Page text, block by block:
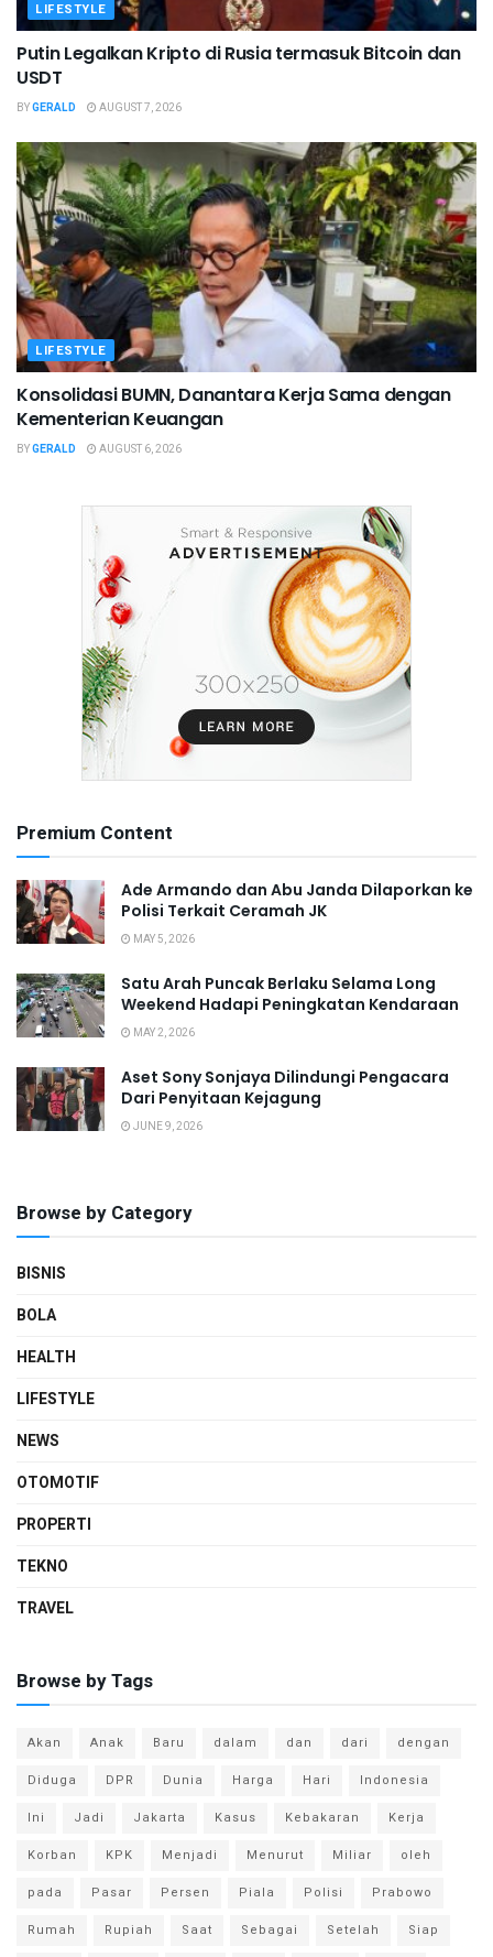
LIFESTYLE
Putin Legalkan Kripto di Rusia termasuk Bitcoin dan
USDT
BYGERALD AUGUST 7, 2026
LIFESTYLE
Konsolidasi BUMN, Danantara Kerja Sama dengan
Kementerian Keuangan
BYGERALD AUGUST 6, 2026
Premium Content
Ade Armando dan Abu Janda Dilaporkan ke
Polisi Terkait Ceramah JK
MAY 5, 2026
Satu Arah Puncak Berlaku Selama Long
Weekend Hadapi Peningkatan Kendaraan
MAY 2, 2026
Aset Sony Sonjaya Dilindungi Pengacara
Dari Penyitaan Kejagung
JUNE 9, 2026
Browse by Category
BISNIS
BOLA
HEALTH
LIFESTYLE
NEWS
OTOMOTIF
PROPERTI
TEKNO
TRAVEL
Browse by Tags
Akan Anak Baru dalam dan dari
dengan
Diduga
DPR Dunia Harga Hari
Indonesia
Ini
Jadi Jakarta Kasus Kebakaran
Kerja
Korban
KPK Menjadi Menurut Miliar
oleh
pada
Pasar Persen Piala Polisi
Prabowo
Rumah
Rupiah Saat Sebagai Setelah
Siap